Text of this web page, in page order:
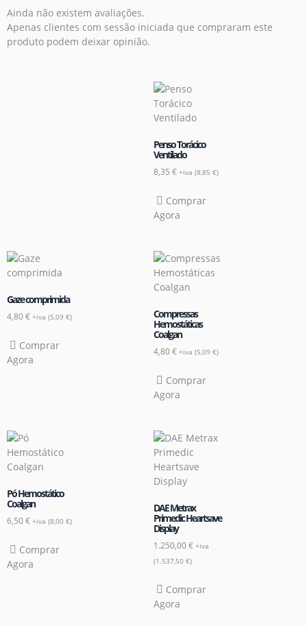
Ainda não existem avaliações.
Apenas clientes com sessão iniciada que compraram este
produto podem deixar opinião.
Penso Torácico
Ventilado
8,35 € +iva (8,85 €)
Comprar
Agora
Gaze comprimida
4,80€ +iva (5,09 €)
Comprar
Agora
Compressas
Hemostáticas
Coalgan
4,80€ +iva (5,09 €)
Comprar
Agora
Pó Hemostático
Coalgan
6,50€ +iva (8,00 €)
Comprar
Agora
DAE Metrax
Primedic Heartsave
Display
1.250,00€ +iva
(1.537,50 €)
Comprar
Agora